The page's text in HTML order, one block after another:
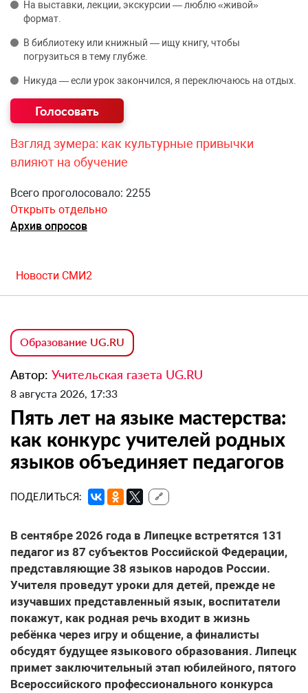
На выставки, лекции, экскурсии — люблю «живой»
формат.
В библиотеку или книжный — ищу книгу, чтобы
погрузиться в тему глубже.
Никуда — если урок закончился, я переключаюсь на отдых.
Взгляд зумера: как культурные привычки
влияют на обучение
Всего проголосовало: 2255
Открыть отдельно
Архив опросов
Новости СМИ2
Образование UG.RU
Автор: Учительская газета UG.RU
8 августа 2026, 17:33
Пять лет на языке мастерства:
как конкурс учителей родных
языков объединяет педагогов
ПОДЕЛИТЬСЯ: 🔗
В сентябре 2026 года в Липецке встретятся 131
педагог из 87 субъектов Российской Федерации,
представляющие 38 языков народов России.
Учителя проведут уроки для детей, прежде не
изучавших представленный язык, воспитатели
покажут, как родная речь входит в жизнь
ребёнка через игру и общение, а финалисты
обсудят будущее языкового образования. Липецк
примет заключительный этап юбилейного, пятого
Всероссийского профессионального конкурса